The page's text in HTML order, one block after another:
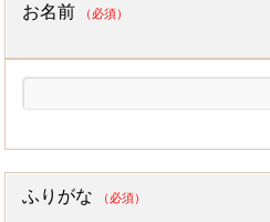
お名前 （必須）
ふりがな （必須）